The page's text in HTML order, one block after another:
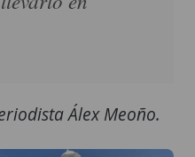
Álex Meoño.